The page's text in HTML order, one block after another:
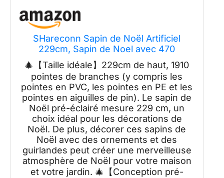
SHareconn Sapin de Noël Artificiel
229cm, Sapin de Noel avec 470
Lumières Blanches Chaudes et
Multicolores, 8 Modes d'éclairage, 1910
Pointes de Branche et Support, avec
Pomme de pin, Métal Pliable
🎄【Taille idéale】229cm de haut, 1910
pointes de branches (y compris les
pointes en PVC, les pointes en PE et les
pointes en aiguilles de pin). Le sapin de
Noël pré-éclairé mesure 229 cm, un
choix idéal pour les décorations de
Noël. De plus, décorer ces sapins de
Noël avec des ornements et des
guirlandes peut créer une merveilleuse
atmosphère de Noël pour votre maison
et votre jardin. 🎄【Conception pré-